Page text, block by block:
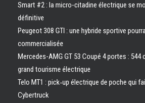
Smart #2 : la micro-citadine électrique se
définitive
Peugeot 308 GTI : une hybride sportive
commercialisée
Mercedes-AMG GT 53 Coupé 4 portes : 544
grand tourisme électrique
Telo MT1 : pick‑up électrique de poche qui
Cybertruck